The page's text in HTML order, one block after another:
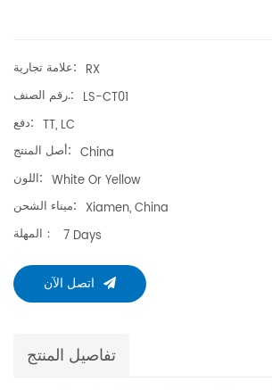
علامة تجارية: RX
رقم الصنف.: LS-CT01
دفع: TT, LC
أصل المنتج: China
اللون: White Or Yellow
ميناء الشحن: Xiamen, China
المهلة：
7 Days
اتصل الآن
تفاصيل المنتج